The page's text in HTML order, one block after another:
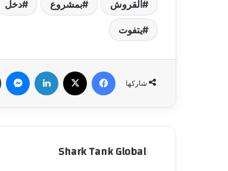
القروش بمشروع دخل
يتفوت
شاركها
فيسبوك لينكدإن
Shark Tank Global